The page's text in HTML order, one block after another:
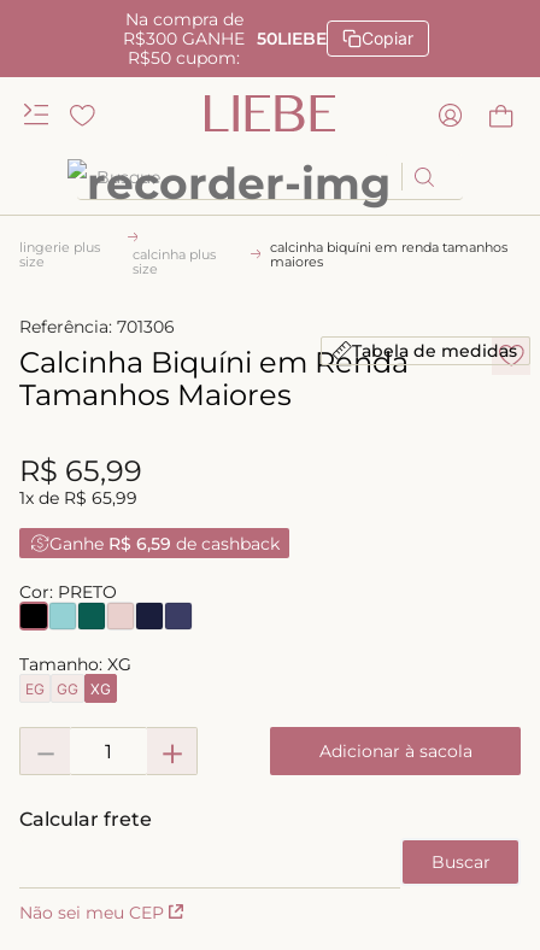
Na compra de
R$300 GANHE
R$50 cupom:
50LIEBE Copiar
Busque
lingerie plus
size
calcinha plus
size
calcinha biquíni em renda tamanhos
maiores
Referência: 701306
Calcinha Biquíni em Renda
Tamanhos Maiores
R$ 65,99
1x de R$ 65,99
Ganhe R$ 6,59 de cashback
Tabela de medidas
Cor: PRETO
Tamanho: XG
EG GG XG
＋
－ Adicionar à sacola
Não sei meu CEP
TERMOS MAIS BUSCADOS
kiss me
sutiã
calcinha renda
calcinha alta
triangulo
biquini